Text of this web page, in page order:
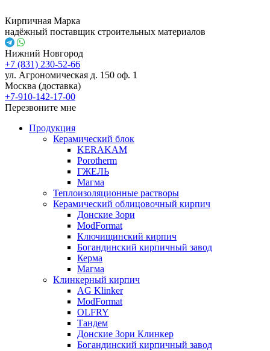
Кирпичная Марка
надёжный поставщик строительных материалов
Нижний Новгород
+7 (831) 230-52-66
ул. Агрономическая д. 150 оф. 1
Москва (доставка)
+7-910-142-17-00
Перезвоните мне
Продукция
Керамический блок
KERAKAM
Porotherm
ГЖЕЛЬ
Магма
Теплоизоляционные растворы
Керамический облицовочный кирпич
Донские Зори
ModFormat
Ключищинский кирпич
Богандинский кирпичный завод
Керма
Магма
Клинкерный кирпич
AG Klinker
ModFormat
OLFRY
Тандем
Донские Зори Клинкер
Богандинский кирпичный завод